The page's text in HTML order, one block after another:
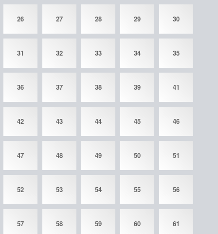
26 27 28 29 30
31 32 33 34 35
36 37 38 39 41
42 43 44 45 46
47 48 49 50 51
52 53 54 55 56
57 58 59 60 61